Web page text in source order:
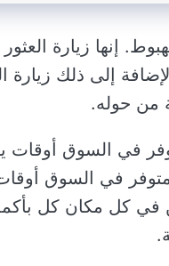
إنها زيارة
إلى ذلك زيارة
من حوله.
في السوق أوقات
في السوق
كل مكان كل